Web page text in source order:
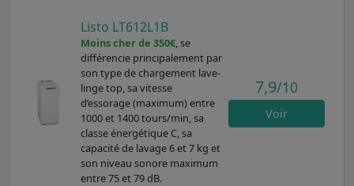
Listo LT612L1B
Moins cher de 350€, se
différencie principalement par
son type de chargement lave-
linge top, sa vitesse
d’essorage (maximum) entre
1000 et 1400 tours/min, sa
classe énergétique C, sa
capacité de lavage 6 et 7 kg et
son niveau sonore maximum
entre 75 et 79 dB.
7,9/10
Voir